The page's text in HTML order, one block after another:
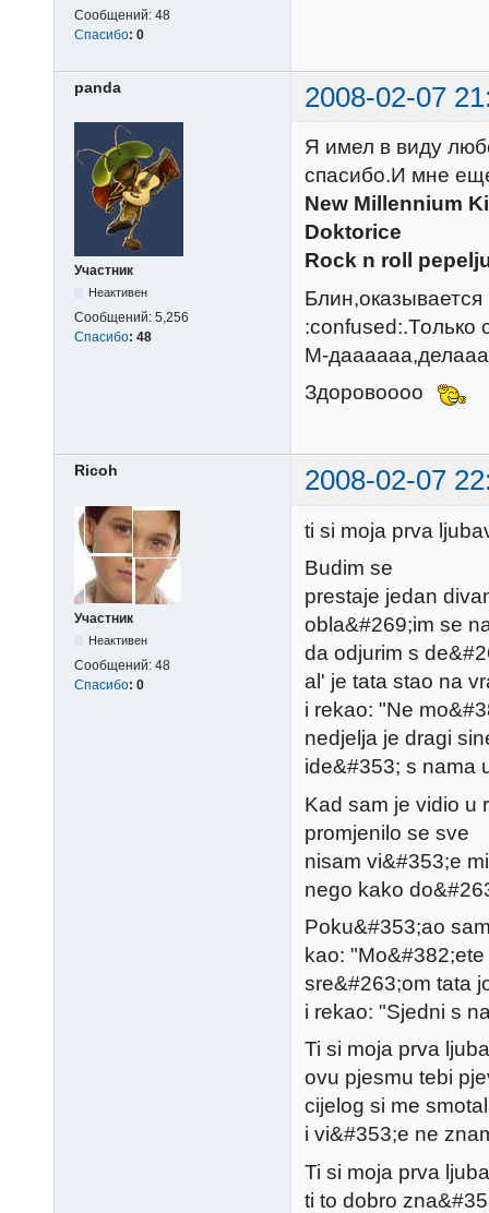
Сообщений: 48
Спасибо: 0
panda 2008-02-07
Участник
Неактивен
Сообщений: 5,256
Спасибо: 48
Я имел в виду
спасибо.И мне
New Millennium
Doktorice
Rock n roll
:confused:.Только
М-
Здоровоооо
Ricoh 2008-02-07
Участник
Неактивен
Сообщений: 48
Спасибо: 0
ti si moja prva
Budim se
prestaje jedan
obla&#269;im se
da odjurim s
al' je tata stao na
i rekao: "Ne
nedjelja je dragi
ide&#353; s nama
Kad sam je vidio u
promjenilo se sve
nisam vi&#353;e
nego kako
Poku&#353;ao
kao:
sre&#263;om tata
i rekao: "Sjedni s
Ti si moja prva
ovu pjesmu tebi
cijelog si me
i vi&#353;e ne
Ti si moja prva
ti to dobro